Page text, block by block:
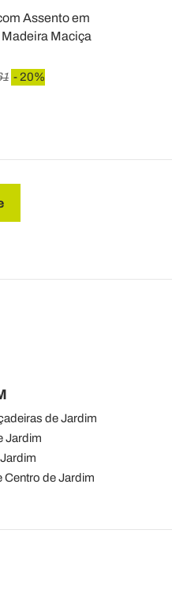
Assento em
Maciça
- 20%
de Jardim
Jardim
Centro de Jardim